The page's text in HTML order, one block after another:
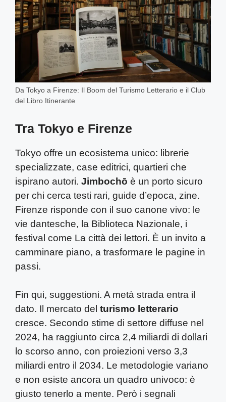
Da Tokyo a Firenze: Il Boom del Turismo Letterario e il Club
del Libro Itinerante
Tra Tokyo e Firenze
Tokyo offre un ecosistema unico: librerie
specializzate, case editrici, quartieri che
ispirano autori. Jimbochō è un porto sicuro
per chi cerca testi rari, guide d’epoca, zine.
Firenze risponde con il suo canone vivo: le
vie dantesche, la Biblioteca Nazionale, i
festival come La città dei lettori. È un invito a
camminare piano, a trasformare le pagine in
passi.
Fin qui, suggestioni. A metà strada entra il
dato. Il mercato del turismo letterario
cresce. Secondo stime di settore diffuse nel
2024, ha raggiunto circa 2,4 miliardi di dollari
lo scorso anno, con proiezioni verso 3,3
miliardi entro il 2034. Le metodologie variano
e non esiste ancora un quadro univoco: è
giusto tenerlo a mente. Però i segnali